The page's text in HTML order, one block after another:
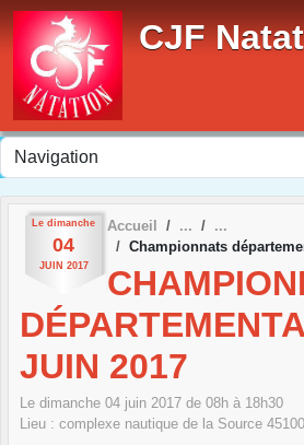
CJF
Le dimanche
04
JUIN 2017
Accueil
Championnats
JUIN 2017
Le dimanche 04 juin 2017 de 08h à 18h30
Lieu : complexe nautique de la Source 45100
Panneau de gestion des cookies